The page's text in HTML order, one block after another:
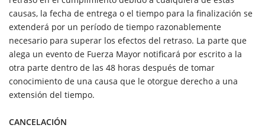
causas, la fecha de entrega o el tiempo para la finalización se
extenderá por un período de tiempo razonablemente
necesario para superar los efectos del retraso. La parte que
alega un evento de Fuerza Mayor notificará por escrito a la
otra parte dentro de las 48 horas después de tomar
conocimiento de una causa que le otorgue derecho a una
extensión del tiempo.
CANCELACIÓN